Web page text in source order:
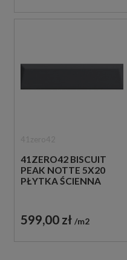
41ZERO42 BISCUIT
PEAK NOTTE 5X20
PŁYTKA ŚCIENNA
599,00 zł m2